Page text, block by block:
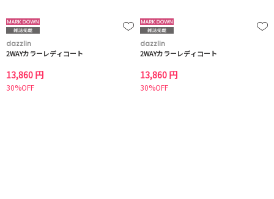
dazzlin
2WAYカラーレディコート
13,860 円
30%OFF
dazzlin
2WAYカラーレディコート
13,860 円
30%OFF